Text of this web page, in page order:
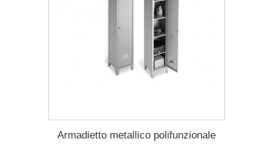
Armadietto metallico polifunzionale